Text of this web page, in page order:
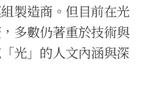
製造商。但目前在光
多數仍著重於技術與
光」的人文內涵與深